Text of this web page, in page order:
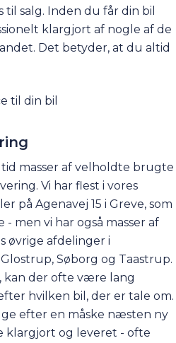
salg. Inden du får din bil
klargjort af nogle af de
Det betyder, at du altid
bil, der står skarpt både
bilerne til vores glade
nogle kilometer bag sig.
at du oplever, at din nye bil
den hos os i en af vores
masser af velholdte brugte
Vi har flest i vores
på Agenavej 15 i Greve, som
men vi har også masser af
øvrige afdelinger i
Søborg og Taastrup.
kan der ofte være lang
hvilken bil, der er tale om.
efter en måske næsten ny
klargjort og leveret - ofte